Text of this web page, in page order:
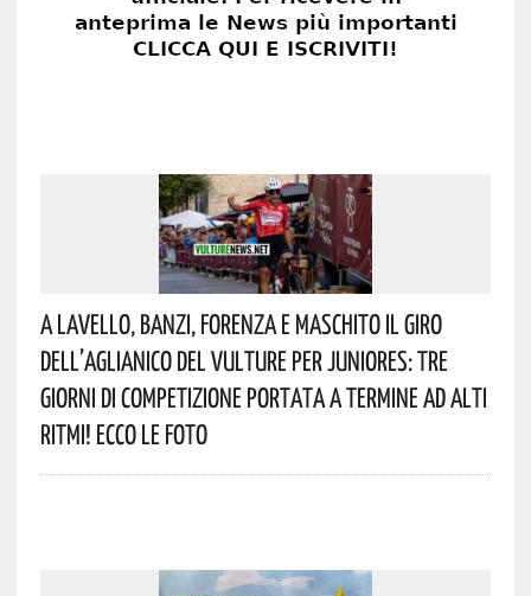
A Lavello, Banzi, Forenza E Maschito Il Giro
Dell’Aglianico Del Vulture Per Juniores: Tre
Giorni Di Competizione Portata A Termine Ad Alti
Ritmi! Ecco Le Foto